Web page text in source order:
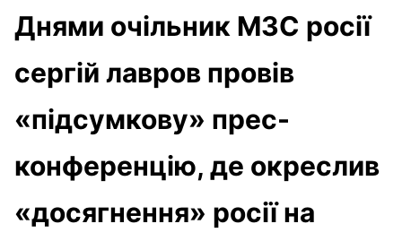
Днями очільник МЗС росії
сергій лавров провів
«підсумкову» прес-
конференцію, де окреслив
«досягнення» росії на